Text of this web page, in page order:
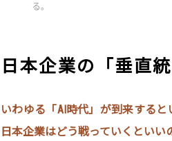
る。
日本企業の「垂直
いわゆる「AI時代」が到来する
日本企業はどう戦っていくといい